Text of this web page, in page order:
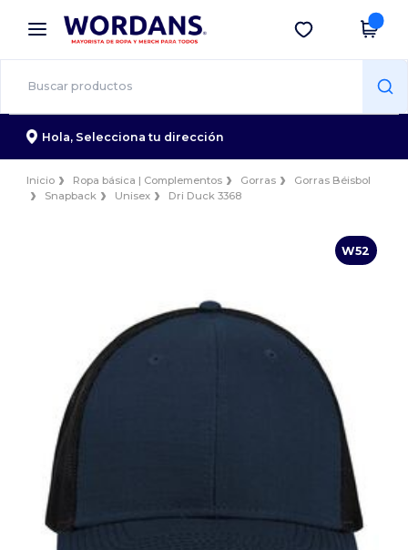
× App de Wordans
¡Mejores precios en app!
Descargar app
Hola, Selecciona tu dirección
Inicio Ropa básica | Complementos Gorras
Gorras Béisbol
Snapback
Unisex Dri Duck 3368
W52